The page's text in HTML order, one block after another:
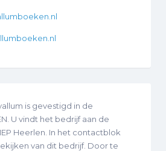
is gevestigd in de
U vindt het bedrijf aan de
Heerlen. In het contactblok
van dit bedrijf. Door te